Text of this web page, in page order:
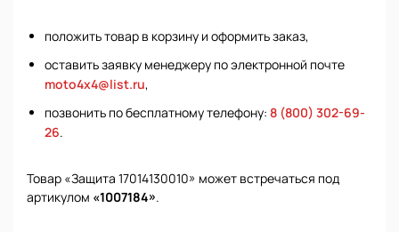
положить товар в корзину и оформить заказ,
оставить заявку менеджеру по электронной почте
moto4x4@list.ru,
позвонить по бесплатному телефону: 8 (800) 302-69-
26.
Товар «Защита 17014130010» может встречаться под
артикулом «1007184».